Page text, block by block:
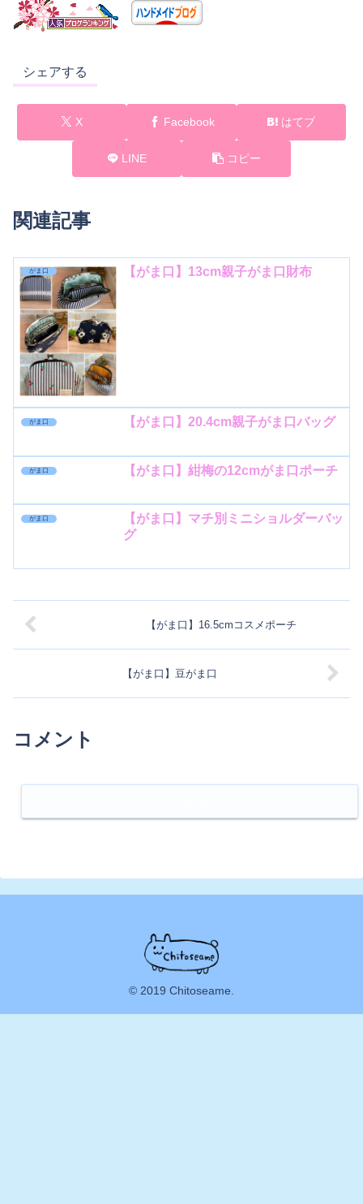
シェアする
X Facebook はてブ
LINE コピー
関連記事
がま口 【がま口】13cm親子がま口財布
がま口 【がま口】20.4cm親子がま口バッグ
がま口 【がま口】紺梅の12cmがま口ポーチ
がま口
【がま口】マチ別ミニショルダーバッ
グ
【がま口】16.5cmコスメポーチ
【がま口】豆がま口
コメント
© 2019 Chitoseame.